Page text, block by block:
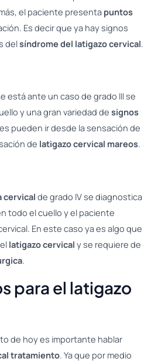
el paciente presenta puntos
Es decir que ya hay signos
delsíndrome del latigazo cervical.
está ante un caso de grado III se
y una gran variedad designos
pueden ir desde la sensación de
de latigazo cervical mareos.
cervical de grado IV se diagnostica
todo el cuello y el paciente
En este caso ya es algo que
latigazo cervical y se requiere de
.
para el latigazo
de hoy es importante hablar
tratamiento. Ya que por medio